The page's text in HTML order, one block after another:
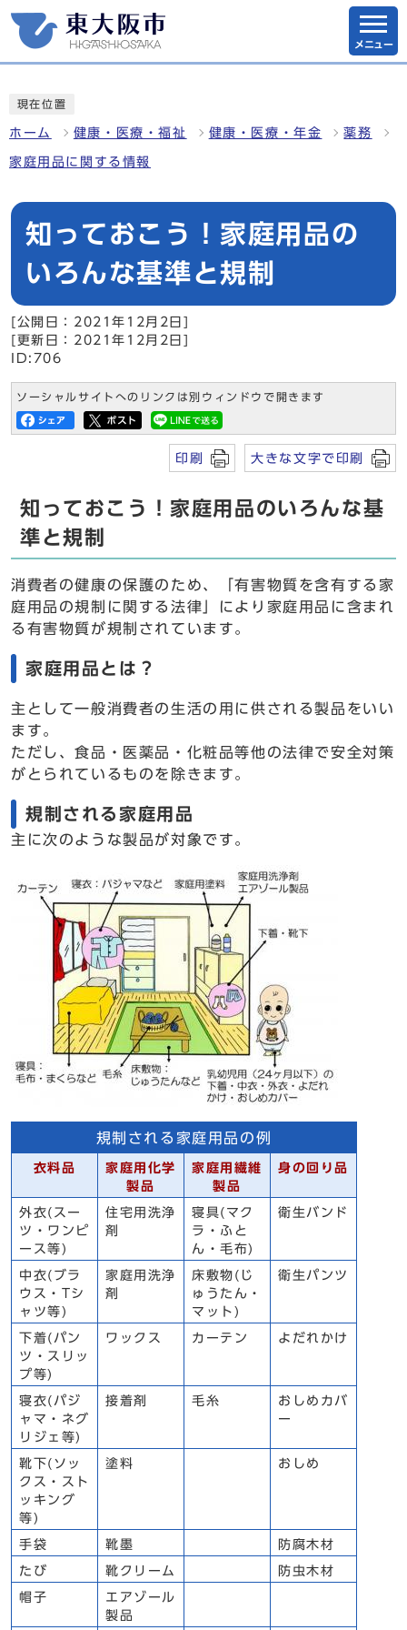
メニュー
現在位置
ホーム 健康・医療・福祉 健康・医療・年金 薬務
家庭用品に関する情報
知っておこう！家庭用品の
いろんな基準と規制
[公開日：2021年12月2日]
[更新日：2021年12月2日]
ID:706
ソーシャルサイトへのリンクは別ウィンドウで開きます
印刷 大きな文字で印刷
知っておこう！家庭用品のいろんな基
準と規制
消費者の健康の保護のため、「有害物質を含有する家
庭用品の規制に関する法律」により家庭用品に含まれ
る有害物質が規制されています。
家庭用品とは？
主として一般消費者の生活の用に供される製品をいい
ます。
ただし、食品・医薬品・化粧品等他の法律で安全対策
がとられているものを除きます。
規制される家庭用品
主に次のような製品が対象です。
規制される家庭用品の例
衣料品
家庭用化学
製品
家庭用繊維
製品
身の回り品
外衣(スー
ツ・ワンピ
ース等)
住宅用洗浄
剤
寝具(マク
ラ・ふと
ん・毛布)
衛生バンド
中衣(ブラ
ウス・Tシ
ャツ等)
家庭用洗浄
剤
床敷物(じ
ゅうたん・
マット)
衛生パンツ
下着(パン
ツ・スリッ
プ等)
ワックス カーテン よだれかけ
寝衣(パジ
ャマ・ネグ
リジェ等)
接着剤 毛糸
おしめカバ
ー
靴下(ソッ
クス・スト
ッキング
等)
塗料 おしめ
手袋 靴墨 防腐木材
たび 靴クリーム 防虫木材
帽子
エアゾール
製品